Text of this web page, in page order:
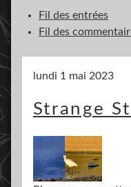
Fil des entrées
Fil des
lundi 1 mai 2023
Strange